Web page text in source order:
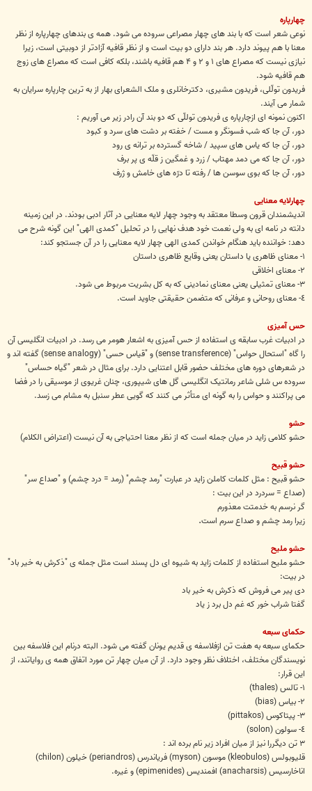
چهارپاره
نوعی شعر است که با بند های چهار مصراعی سروده می شود. همه ی بندهای چهارپاره از نظر
معنا با هم پیوند دارد. هر بند دارای دو بیت است و از نظر قافیه آزادتر از دوبیتی است، زیرا
نیازی نیست که مصراع های ١ و ۲ و ۴ هم قافیه باشند، بلکه کافی است که مصراع های زوج
هم قافیه شود.
فریدون تولّلی، فریدون مشیری، دکترخانلری و ملک الشعرای بهار از به ترین چارپاره سرایان به
شمار می آیند.
اکنون نمونه ای ازچارپاره ی فریدون توللّی که دو بند آن رادر زیر می آوریم :
دور، آن جا که شب فسونگر و مست / خفته بر دشت های سرد و کبود
دور، آن جا که یاس های سپید / شاخه گسترده بر ترانه ی رود
دور، آن جا که می دمد مهتاب / زرد و غمگین ز قلّه ی پر برف
دور، آن جا که بوی سوسن ها / رفته تا درّه های خامش و ژرف
چهارلایه معنایی
اندیشمندان قرون وسطا معتقد به وجود چهار لایه معنایی در آثار ادبی بودند. در این زمینه
دانته در نامه ای به ولی نعمت خود هدف نهایی را در تحلیل "کمدی الهی" این گونه شرح می
دهد: خواننده باید هنگام خواندن کمدی الهی چهار لایه معنایی را در آن جستجو کند:
١- معنای ظاهری یا داستان یعنی وقایع ظاهری داستان
٢- معنای اخلاقی
۳- معنای تمثیلی یعنی معنای نمادینی که به کل بشریت مربوط می شود.
٤- معنای روحانی و عرفانی که متضمن حقیقتی جاوید است.
حس آمیزی
در ادبیات غرب سابقه ی استفاده از حس آمیزی به اشعار هومر می رسد. در ادبیات انگلیسی آن
را گاه "استحال حواس" (sense transference) و "قیاس حسی" (sense analogy) گفته اند و
در شعرهای دوره های مختلف حضور قابل اعتنایی دارد. برای مثال در شعر "گیاه حساس"
سروده س شلی شاعر رمانتیک انگلیسی گل های شیپوری، چنان غریوی از موسیقی را در فضا
می پراکنند و حواس را به گونه ای متأثر می کنند که گویی عطر سنبل به مشام می زسد.
حشو
حشو کلامی زاید در میان جمله است که از نظر معنا احتیاجی به آن نیست (اعتراض الکلام)
حشو قبیح
حشو قبیح : مثل کلمات کاملن زاید در عبارت "رمد چشم" (رمد = درد چشم) و "صداع سر"
(صداع = سردرد در این بیت :
گر نرسم به خدمتت معذورم
زیرا رمد چشم و صداع سرم است.
حشو ملیح
حشو ملیح استفاده از کلمات زاید به شیوه ای دل پسند است مثل جمله ی "ذکرش به خیر باد"
در بیت:
دی پیر می فروش که ذکرش به خیر باد
گفتا شراب خور که غم دل برد ز یاد
حکمای سبعه
حکمای سبعه به هفت تن ازفلاسفه ی قدیم یونان گفته می شود. البته درنام این فلاسفه بین
نویسندگان مختلف، اختلاف نظر وجود دارد. از آن میان چهار تن مورد اتفاق همه ی روایاتند، از
این قرار:
١- تالس (thales)
٢- بیاس (bias)
۳- پیتاکوس (pittakos)
٤- سولون (solon)
۳ تن دیگررا نیز از میان افراد زیر نام برده اند :
قلیوبولس (kleobulos) موسون (myson) فریاندرس (periandros) خیلون (chilon)
اناخارسیس (anacharsis) افمندیس (epimenides) و غیره.